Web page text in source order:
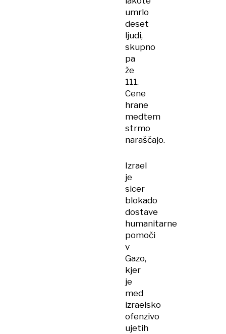
umrlo
deset
ljudi,
skupno
pa
že
111.
Cene
hrane
medtem
strmo
naraščajo.
Izrael
je
sicer
blokado
dostave
humanitarne
pomoči
v
Gazo,
kjer
je
med
izraelsko
ofenzivo
ujetih